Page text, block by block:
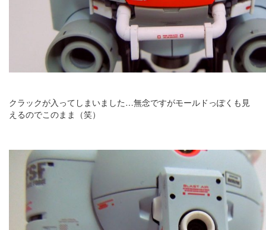
クラックが入ってしまいました…無念ですがモールドっぽくも見
えるのでこのまま（笑）